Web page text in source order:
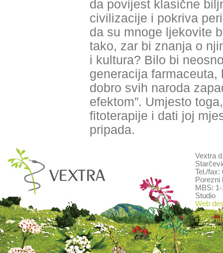
da povijest klasične
civilizacije i pokriva
da su mnoge ljekovite
tako, zar bi znanja o
i kultura? Bilo bi
generacija
dobro svih naroda
efektom”. Umjesto
fitoterapije i dati joj
pripada.
Vextra
Tel./fax:
Porezni
MBS:
Studio
Web
sva